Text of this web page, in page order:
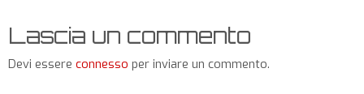
Lascia un commento
Devi essere connesso per inviare un commento.